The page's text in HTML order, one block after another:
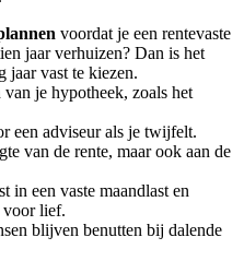
voordat je een rentevaste
jaar verhuizen? Dan is het
jaar vast te kiezen.
je hypotheek, zoals het
een adviseur als je twijfelt.
van de rente, maar ook aan de
in een vaste maandlast en
voor lief.
blijven benutten bij dalende